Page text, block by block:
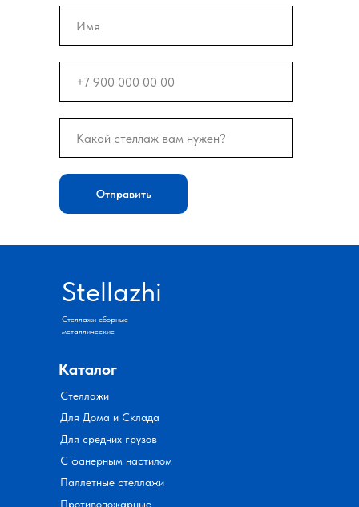
Отправить
Стеллажи сборные
металлические
Stellazhi
Каталог
Стеллажи
Для Дома и Склада
Для средних грузов
С фанерным настилом
Паллетные стеллажи
Противопожарные